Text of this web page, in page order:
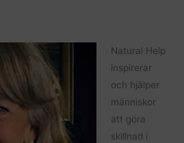
Natural Help
inspirerar
och hjälper
människor
att göra
skillnad i